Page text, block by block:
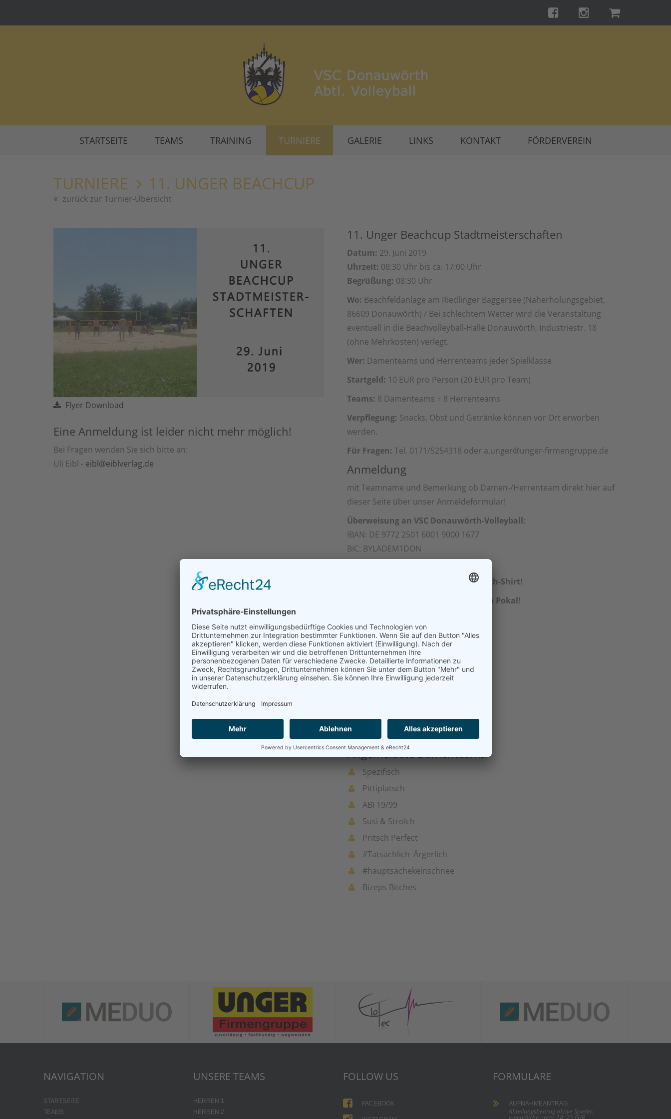
STARTSEITE TEAMS TRAINING TURNIERE GALERIE LINKS KONTAKT FÖRDERVEREIN
TURNIERE 11. UNGER BEACHCUP
zurück zur Turnier-Übersicht
Flyer Download
Eine Anmeldung ist leider nicht mehr möglich!
Bei Fragen wenden Sie sich bitte an:
Uli Eibl - eibl@eiblverlag.de
11. Unger Beachcup Stadtmeisterschaften
Datum: 29. Juni 2019
Uhrzeit: 08:30 Uhr bis ca. 17:00 Uhr
Begrüßung: 08:30 Uhr
Wo: Beachfeldanlage am Riedlinger Baggersee (Naherholungsgebiet,
86609 Donauwörth) / Bei schlechtem Wetter wird die Veranstaltung
eventuell in die Beachvolleyball-Halle Donauwörth, Industriestr. 18
(ohne Mehrkosten) verlegt.
Wer: Damenteams und Herrenteams jeder Spielklasse
Startgeld: 10 EUR pro Person (20 EUR pro Team)
Teams: 8 Damenteams + 8 Herrenteams
Verpflegung: Snacks, Obst und Getränke können vor Ort erworben
werden.
Für Fragen: Tel. 0171/5254318 oder a.unger@unger-firmengruppe.de
Anmeldung
mit Teamname und Bemerkung ob Damen-/Herrenteam direkt hier auf
dieser Seite über unser Anmeldeformular!
Überweisung an VSC Donauwörth-Volleyball:
IBAN: DE 9772 2501 6001 9000 1677
BIC: BYLADEM1DON
Sparkasse Donauwörth
Jeder Spieler erhält ein Original-Beach-Shirt!
Die ersten drei Teams erhalten einen Pokal!
Angemeldete Herrenteams:
Zweiter Ball
Senkrechtstarter
Der Winter naht
Angemeldete Damenteams:
Spezifisch
Pittiplatsch
ABI 19/99
Susi & Strolch
Pritsch Perfect
#Tatsächlich_Ärgerlich
#hauptsachekeinschnee
Bizeps Bitches
NAVIGATION
STARTSEITE
TEAMS
UNSERE TEAMS
HERREN 1
HERREN 2
FOLLOW US
FACEBOOK
FORMULARE
AUFNAHMEANTRAG
Abteilungsbeitrag aktive Spieler:
Jugendliche unter 18: 25 EUR